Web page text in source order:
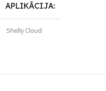
APLIKĀCIJA
Shelly Cloud